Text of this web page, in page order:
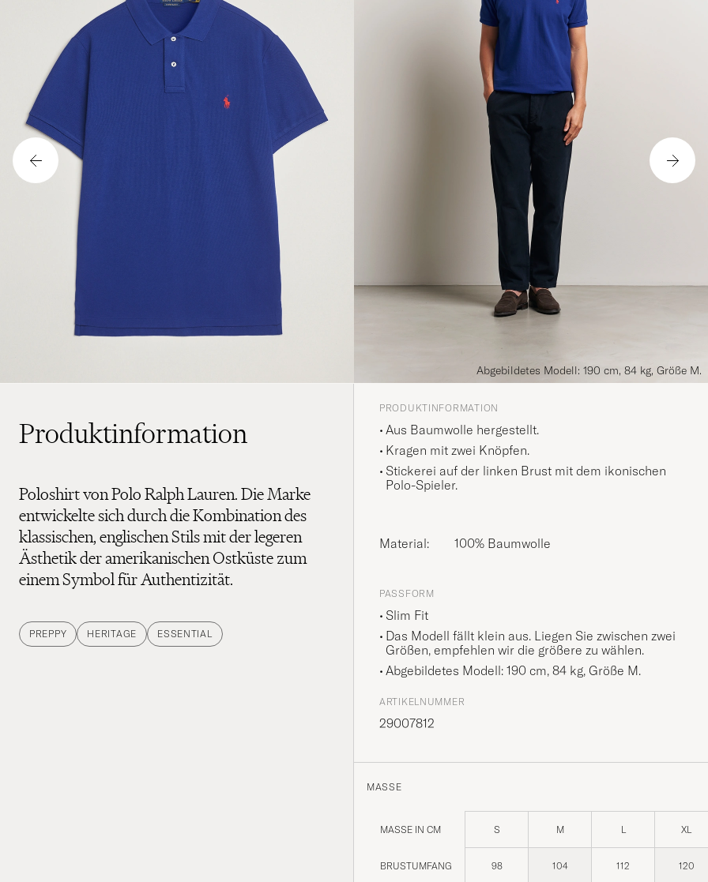
Abgebildetes Modell: 190 cm, 84 kg, Größe M.
Produktinformation
Poloshirt von Polo Ralph Lauren. Die Marke
entwickelte sich durch die Kombination des
klassischen, englischen Stils mit der legeren
Ästhetik der amerikanischen Ostküste zum
einem Symbol für Authentizität.
PREPPY HERITAGE ESSENTIAL
PRODUKTINFORMATION
Aus Baumwolle hergestellt.
Kragen mit zwei Knöpfen.
Stickerei auf der linken Brust mit dem ikonischen
Polo-Spieler.
Material: 100% Baumwolle
PASSFORM
Slim Fit
Das Modell fällt klein aus. Liegen Sie zwischen zwei
Größen, empfehlen wir die größere zu wählen.
Abgebildetes Modell: 190 cm, 84 kg, Größe M.
ARTIKELNUMMER
29007812
MASSE
MASSE IN CM S M L XL
BRUSTUMFANG 98 104 112 120